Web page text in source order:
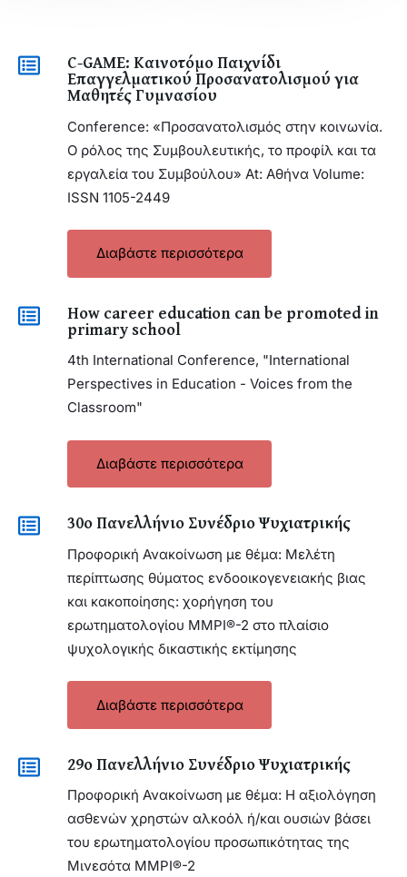
C-GAME: Καινοτόμο Παιχνίδι
Επαγγελματικού Προσανατολισμού για
Μαθητές Γυμνασίου
Conference: «Προσανατολισμός στην κοινωνία.
O ρόλος της Συμβουλευτικής, το προφίλ και τα
εργαλεία του Συμβούλου» At: Αθήνα Volume:
ISSN 1105-2449
Διαβάστε περισσότερα
How career education can be promoted in
primary school
4th International Conference, "International
Perspectives in Education - Voices from the
Classroom"
Διαβάστε περισσότερα
30ο Πανελλήνιο Συνέδριο Ψυχιατρικής
Προφορική Ανακοίνωση με θέμα: Μελέτη
περίπτωσης θύματος ενδοοικογενειακής βιας
και κακοποίησης: χορήγηση του
ερωτηματολογίου MMPI®-2 στο πλαίσιο
ψυχολογικής δικαστικής εκτίμησης
Διαβάστε περισσότερα
29ο Πανελλήνιο Συνέδριο Ψυχιατρικής
Προφορική Ανακοίνωση με θέμα: Η αξιολόγηση
ασθενών χρηστών αλκοόλ ή/και ουσιών βάσει
του ερωτηματολογίου προσωπικότητας της
Μινεσότα MMPI®-2